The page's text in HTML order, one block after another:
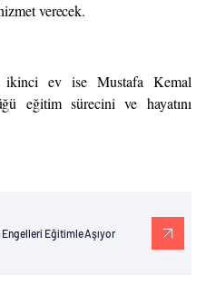
verecek.
ikinci ev ise Mustafa Kemal
eğitim sürecini ve hayatını
Eğitimle Aşıyor